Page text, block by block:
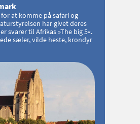
at komme på safari og
har givet deres
svarer til Afrikas »The big 5«.
sæler, vilde heste, krondyr